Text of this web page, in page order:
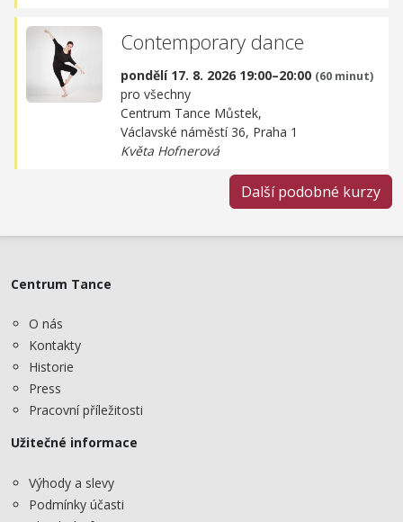
Contemporary dance
pondělí 17. 8. 2026 19:00–20:00 (60 minut)
pro všechny
Centrum Tance Můstek,
Václavské náměstí 36, Praha 1
Květa Hofnerová
Další podobné kurzy
Centrum Tance
O nás
Kontakty
Historie
Press
Pracovní příležitosti
Užitečné informace
Výhody a slevy
Podmínky účasti